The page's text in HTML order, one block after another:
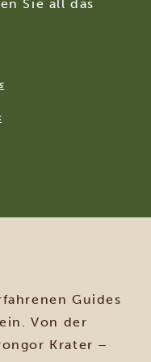
Sie all das
Guides
Von der
Krater –